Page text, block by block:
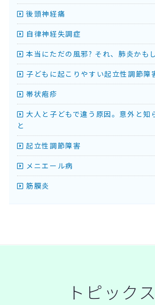
後頭神経痛
自律神経失調症
本当にただの風邪? それ、肺炎かも
子どもに起こりやすい起立性調節障
帯状疱疹
大人と子どもで違う原因。意外と知
と
起立性調節障害
メニエール病
筋膜炎
トピックス